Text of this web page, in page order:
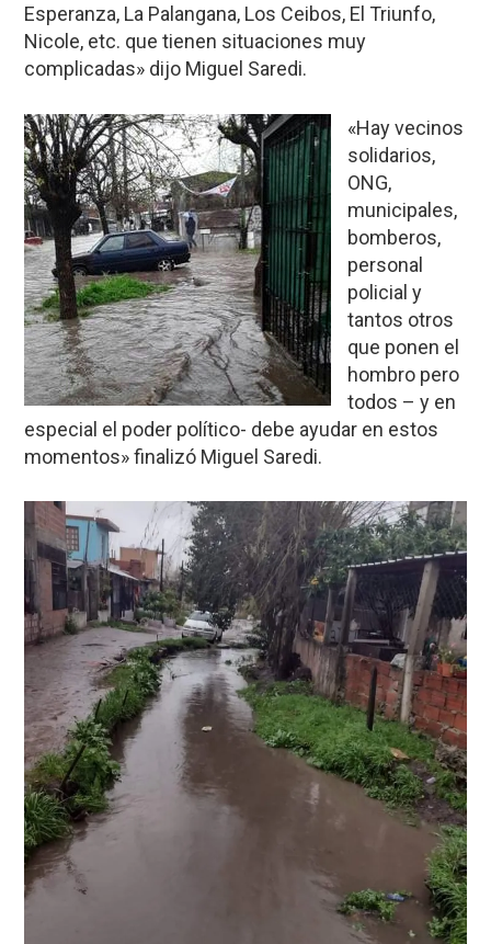
Esperanza, La Palangana, Los Ceibos, El Triunfo,
Nicole, etc. que tienen situaciones muy
complicadas» dijo Miguel Saredi.
«Hay vecinos
solidarios,
ONG,
municipales,
bomberos,
personal
policial y
tantos otros
que ponen el
hombro pero
todos – y en
especial el poder político- debe ayudar en estos
momentos» finalizó Miguel Saredi.